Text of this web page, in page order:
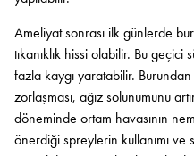
Ameliyat sonrası ilk günlerde
tıkanıklık hissi olabilir. Bu geçici
fazla kaygı yaratabilir.
zorlaşması, ağız solunumunu
döneminde ortam havasının
önerdiği spreylerin kullanımı ve